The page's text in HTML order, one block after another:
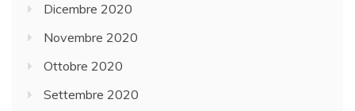
Dicembre 2020
Novembre 2020
Ottobre 2020
Settembre 2020